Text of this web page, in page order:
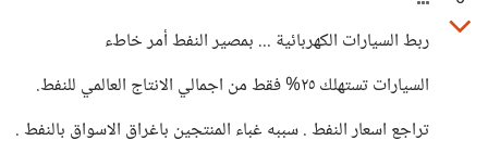
ربط السيارات الكهربائية ... بمصير النفط أمر خاطء
السيارات تستهلك ٢٥% فقط من اجمالي الانتاج العالمي للنفط.
تراجع اسعار النفط . سببه غباء المنتجين باغراق الاسواق بالنفط .